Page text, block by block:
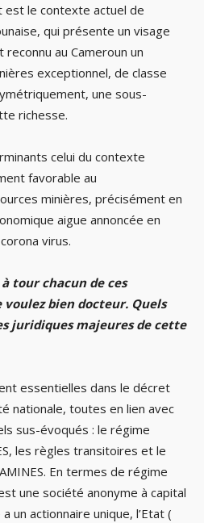
est le contexte actuel de
qui présente un visage
au Cameroun un
exceptionnel, de classe
une sous-
richesse.
celui du contexte
favorable au
minières, précisément en
aigue annoncée en
virus.
tour chacun de ces
bien docteur. Quels
juridiques majeures de cette
essentielles dans le décret
nationale, toutes en lien avec
sus-évoqués : le régime
les règles transitoires et le
En termes de régime
une société anonyme à capital
un actionnaire unique, l’Etat (